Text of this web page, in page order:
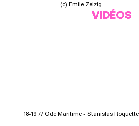
(c) Emile Zeizig
VIDÉOS
18-19 // Ode Maritime - Stanislas Roquette